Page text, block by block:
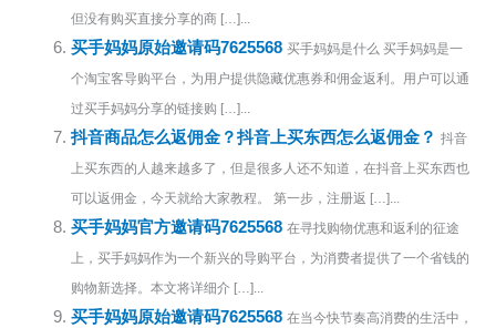
但没有购买直接分享的商 […]...
买手妈妈原始邀请码7625568 买手妈妈是什么 买手妈妈是一
个淘宝客导购平台，为用户提供隐藏优惠券和佣金返利。用户可以通
过买手妈妈分享的链接购 […]...
抖音商品怎么返佣金？抖音上买东西怎么返佣金？ 抖音
上买东西的人越来越多了，但是很多人还不知道，在抖音上买东西也
可以返佣金，今天就给大家教程。 第一步，注册返 […]...
买手妈妈官方邀请码7625568 在寻找购物优惠和返利的征途
上，买手妈妈作为一个新兴的导购平台，为消费者提供了一个省钱的
购物新选择。本文将详细介 […]...
买手妈妈原始邀请码7625568 在当今快节奏高消费的生活中，